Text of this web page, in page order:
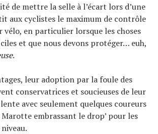
de mettre la selle à l’écart lors d’une
aux cyclistes le maximum de contrôle
vélo, en particulier lorsque les choses
et que nous devons protéger… euh,
.
leur adoption par la foule des
conservatrices et soucieuses de leur
avec seulement quelques coureurs
embrassant le drop’ pour les